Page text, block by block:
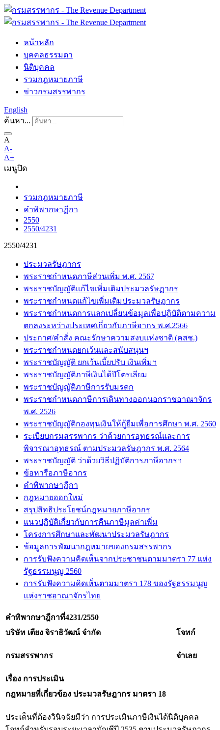
หน้าหลัก
บุคคลธรรมดา
นิติบุคคล
รวมกฎหมายภาษี
ข่าวกรมสรรพากร
English
ค้นหา...
A
A-
A+
เมนูปิด
รวมกฎหมายภาษี
คำพิพากษาฏีกา
2550
2550/4231
2550/4231
ประมวลรัษฎากร
พระราชกำหนดภาษีส่วนเพิ่ม พ.ศ. 2567
พระราชบัญญัติแก้ไขเพิ่มเติมประมวลรัษฏากร
พระราชกำหนดแก้ไขเพิ่มเติมประมวลรัษฏากร
พระราชกำหนดการแลกเปลี่ยนข้อมูลเพื่อปฏิบัติตามความ
ตกลงระหว่างประเทศเกี่ยวกับภาษีอากร พ.ศ.2566
ประกาศ/คำสั่ง คณะรักษาความสงบแห่งชาติ (คสช.)
พระราชกำหนดยกเว้นและสนับสนุนฯ
พระราชบัญญัติ ยกเว้นเบี้ยปรับ เงินเพิ่มฯ
พระราชบัญญัติภาษีเงินได้ปิโตรเลียม
พระราชบัญญัติภาษีการรับมรดก
พระราชกำหนดภาษีการเดินทางออกนอกราชอาณาจักร
พ.ศ. 2526
พระราชบัญญัติกองทุนเงินให้กู้ยืมเพื่อการศึกษา พ.ศ. 2560
ระเบียบกรมสรรพากร ว่าด้วยการอุทธรณ์และการ
พิจารณาอุทธรณ์ ตามประมวลรัษฎากร พ.ศ. 2564
พระราชบัญญัติ ว่าด้วยวิธีปฏิบัติการภาษีอากรฯ
ข้อหารือภาษีอากร
คำพิพากษาฏีกา
กฎหมายออกใหม่
สรุปสิทธิประโยชน์กฎหมายภาษีอากร
แนวปฏิบัติเกี่ยวกับการคืนภาษีมูลค่าเพิ่ม
โครงการศึกษาและพัฒนาประมวลรัษฎากร
ข้อมูลการพัฒนากฎหมายของกรมสรรพากร
การรับฟังความคิดเห็นจากประชาชนตามมาตรา 77 แห่ง
รัฐธรรมนูญ 2560
การรับฟังความคิดเห็นตามมาตรา 178 ของรัฐธรรมนูญ
แห่งราชอาณาจักรไทย
คำพิพากษาฎีกาที่4231/2550
บริษัท เตียง จิราธิวัฒน์ จำกัด
โจทก์
กรมสรรพากร จำเลย
เรื่อง การประเมิน
กฎหมายที่เกี่ยวข้อง ประมวลรัษฎากร มาตรา 18
ประเด็นที่ต้องวินิจฉัยมีว่า การประเมินภาษีเงินได้นิติบุคคล